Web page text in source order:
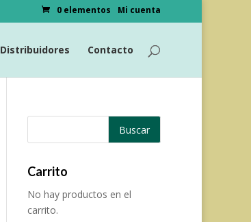
Mi cuenta
0 elementos
Distribuidores Contacto
Carrito
No hay productos en el
carrito.